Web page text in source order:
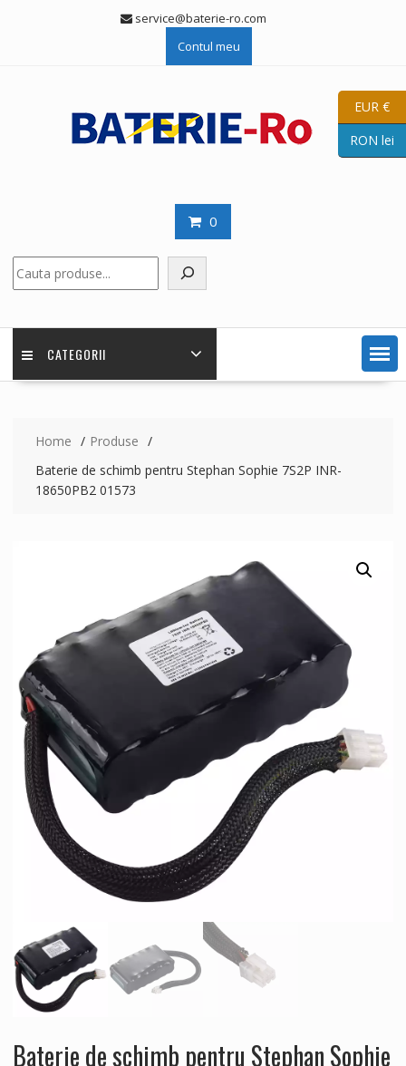
service@baterie-ro.com
Contul meu
0
CATEGORII
Home
Produse
Baterie de schimb pentru Stephan Sophie 7S2P INR-
18650PB2 01573
Baterie de schimb pentru Stephan Sophie
EUR €
RON lei